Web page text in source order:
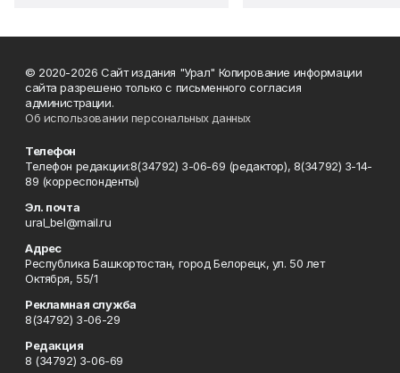
© 2020-2026 Сайт издания "Урал" Копирование информации
сайта разрешено только с письменного согласия
администрации.
Об использовании персональных данных
Телефон
Телефон редакции:8(34792) 3-06-69 (редактор), 8(34792) 3-14-
89 (корреспонденты)
Эл. почта
ural_bel@mail.ru
Адрес
Республика Башкортостан, город Белорецк, ул. 50 лет
Октября, 55/1
Рекламная служба
8(34792) 3-06-29
Редакция
8 (34792) 3-06-69